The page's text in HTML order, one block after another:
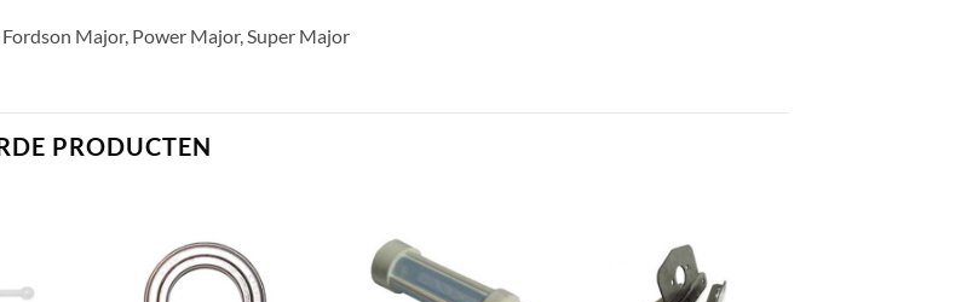
Major, Power Major, Super Major
PRODUCTEN